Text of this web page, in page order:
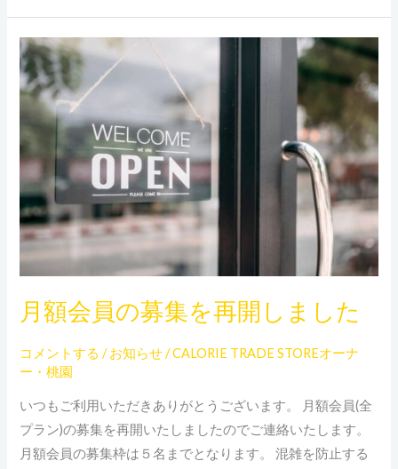
月額会員の募集を再開しました
コメントする /お知らせ/CALORIE TRADE STOREオーナ
ー・桃園
いつもご利用いただきありがとうございます。 月額会員(全
プラン)の募集を再開いたしましたのでご連絡いたします。
月額会員の募集枠は５名までとなります。 混雑を防止する
月
額
会
員
の
募
集
を
再
開
ま
た